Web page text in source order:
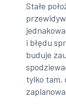
Stałe
i błędu
buduje
tylko tam,